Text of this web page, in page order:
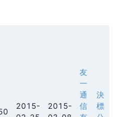
2015-
2015-
友
一
通
信
決
標